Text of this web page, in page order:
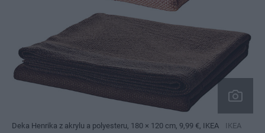
Deka Henrika z akrylu a polyesteru, 180 × 120 cm, 9,99 €, IKEA
IKEA